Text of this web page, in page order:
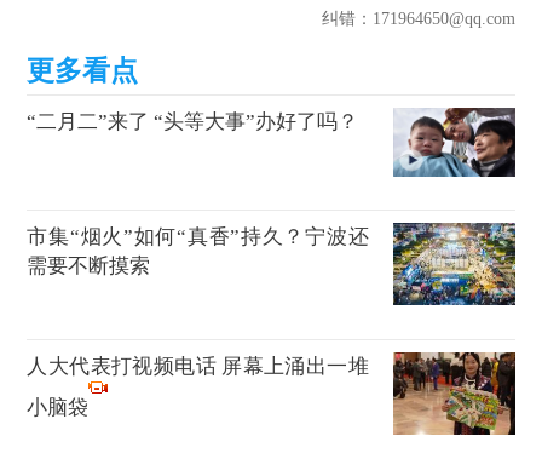
纠错：171964650@qq.com
“二月二”来了 “头等大事”办好了吗？
市集“烟火”如何“真香”持久？宁波还
需要不断摸索
人大代表打视频电话 屏幕上涌出一堆
小脑袋